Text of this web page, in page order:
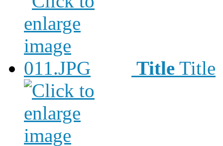
Title Title